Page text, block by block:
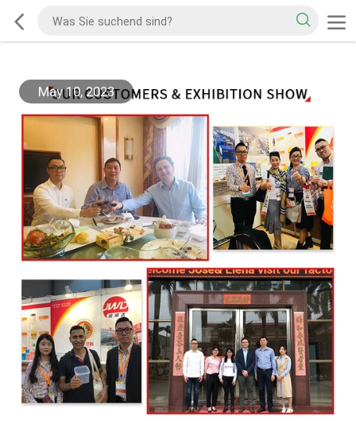
May 10, 2023